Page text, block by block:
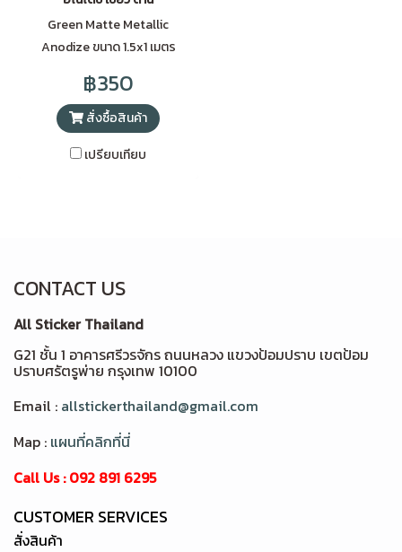
Green Matte Metallic
Anodize ขนาด 1.5x1 เมตร
฿350
สั่งซื้อสินค้า
เปรียบเทียบ
CONTACT US
All Sticker Thailand
G21 ชั้น 1 อาคารศรีวรจักร ถนนหลวง แขวงป้อมปราบ เขตป้อม
ปราบศรัตรูพ่าย กรุงเทพ 10100
Email : allstickerthailand@gmail.com
Map : แผนที่คลิกที่นี่
Call Us : 092 891 6295
CUSTOMER SERVICES
สั่งสินค้า